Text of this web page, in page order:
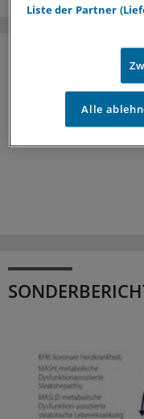
Liste der Partner
Alle